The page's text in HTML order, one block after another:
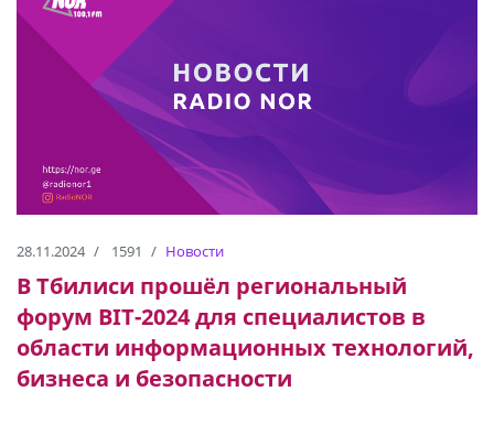
28.11.2024 1591 Новости
В Тбилиси прошёл региональный
форум BIT-2024 для специалистов в
области информационных технологий,
бизнеса и безопасности